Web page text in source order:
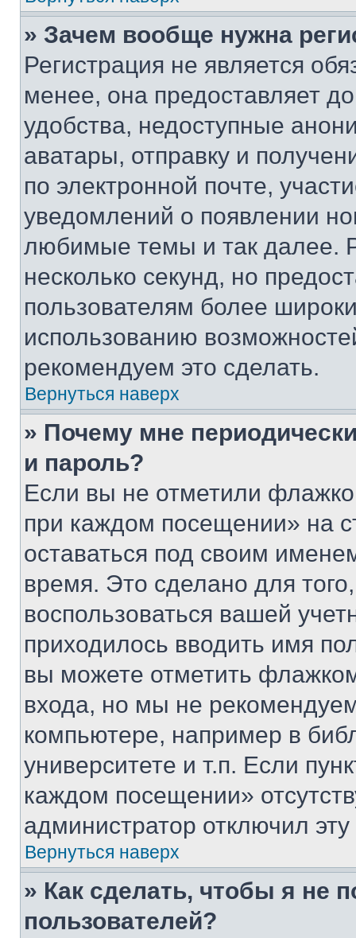
» Зачем вообще нужна
Регистрация не является
менее, она предоставляет
удобства, недоступные
аватары, отправку и
по электронной почте,
уведомлений о появлении
любимые темы и так далее.
несколько секунд, но
пользователям более
использованию
рекомендуем это сделать.
Вернуться наверх
» Почему мне
и пароль?
Если вы не отметили
при каждом посещении» на
оставаться под своим
время. Это сделано для
воспользоваться вашей
приходилось вводить имя
вы можете отметить
входа, но мы не
компьютере, например в
университете и т.п. Если
каждом посещении»
администратор отключил
Вернуться наверх
» Как сделать, чтобы я не
пользователей?